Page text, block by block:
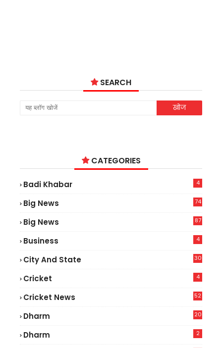
SEARCH
CATEGORIES
Badi Khabar 4
Big News
74
Big News
87
Business 4
City And State 30
Cricket 4
Cricket News
52
Dharm 20
Dharm 2